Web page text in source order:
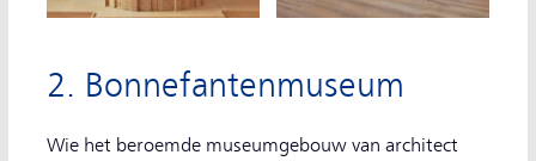
2. Bonnefantenmuseum
Wie het beroemde museumgebouw van architect